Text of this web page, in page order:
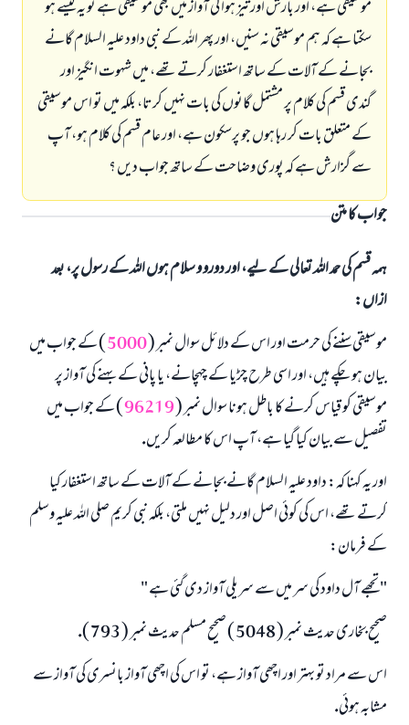
موسيقى ہے، اور بارش اور تيز ہوا كى آواز ميں بھى موسيقى ہے تو يہ كيسے ہو
سكتا ہے كہ ہم موسيقى نہ سنيں، اور پھر اللہ كے نبى داود عليہ السلام گانے
بجانے كے آلات كے ساتھ استغفار كرتے تھے، ميں شہوت انگيز اور
گندى قسم كى كلام پر مشتمل گانوں كى بات نہيں كرتا، بلكہ ميں تو اس موسيقى
كے متعلق بات كر رہا ہوں جو پرسكون ہے، اور عام قسم كى كلام ہو، آپ
سے گزارش ہے كہ پورى وضاحت كے ساتھ جواب ديں ؟
جواب کا متن
ہمہ قسم کی حمد اللہ تعالی کے لیے، اور دورو و سلام ہوں اللہ کے رسول پر، بعد
ازاں:
موسيقى سننے كى حرمت اور اس كے دلائل سوال نمبر (5000) كے جواب ميں
بيان ہو چكے ہيں، اور اسى طرح چڑيا كے چہچانے، يا پانى كے بہنے كى آواز پر
موسيقى كو قياس كرنے كا باطل ہونا سوال نمبر (96219) كے جواب ميں
تفصيل سے بيان كيا گيا ہے، آپ اس كا مطالعہ كريں.
اور يہ كہنا كہ: داود عليہ السلام گانے بجانے كے آلات كے ساتھ استغفار كيا
كرتے تھے، اس كى كوئى اصل اور دليل نہيں ملتى، بلكہ نبى كريم صلى اللہ عليہ وسلم
كے فرمان:
" تجھے آل داود كى سر ميں سے سريلى آواز دى گئى ہے "
صحيح بخارى حديث نمبر ( 5048 ) صحيح مسلم حديث نمبر ( 793 ).
اس سے مراد تو بہتر اور اچھى آواز ہے، تو اس كى اچھى آواز بانسرى كى آواز سے
مشابہ ہوئى.